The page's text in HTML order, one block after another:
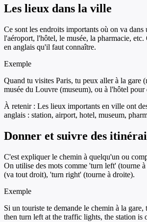
Les lieux dans la ville
Ce sont les endroits importants où on va dans
l'aéroport, l'hôtel, le musée, la pharmacie,
en anglais qu'il faut connaître.
Exemple
Quand tu visites Paris, tu peux aller à la gare
musée du Louvre (museum), ou à l'hôtel
À retenir : Les lieux importants en ville ont
anglais : station, airport, hotel, museum,
Donner et suivre des
C'est expliquer le chemin à quelqu'un ou
On utilise des mots comme 'turn left' (tourne
(va tout droit), 'turn right' (tourne à droite).
Exemple
Si un touriste te demande le chemin à la
then turn left at the traffic lights, the station is